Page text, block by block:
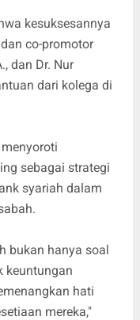
kesuksesannya
co-promotor
dan Dr. Nur
dari kolega di
sebagai strategi
syariah dalam
bukan hanya soal
keuntungan
hati
mereka,"